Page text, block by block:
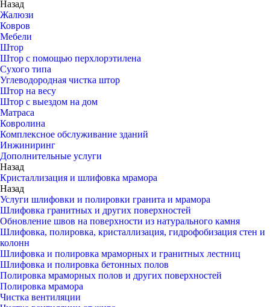
Назад
Жалюзи
Ковров
Мебели
Штор
Штор с помощью перхлорэтилена
Сухого типа
Углеводородная чистка штор
Штор на весу
Штор с выездом на дом
Матраса
Ковролина
Комплексное обслуживание зданий
Инжиниринг
Дополнительные услуги
Назад
Кристаллизация и шлифовка мрамора
Назад
Услуги шлифовки и полировки гранита и мрамора
Шлифовка гранитных и других поверхностей
Обновление швов на поверхности из натурального камня
Шлифовка, полировка, кристаллизация, гидрофобизация стен и
колонн
Шлифовка и полировка мраморных и гранитных лестниц
Шлифовка и полировка бетонных полов
Полировка мраморных полов и других поверхностей
Полировка мрамора
Чистка вентиляции